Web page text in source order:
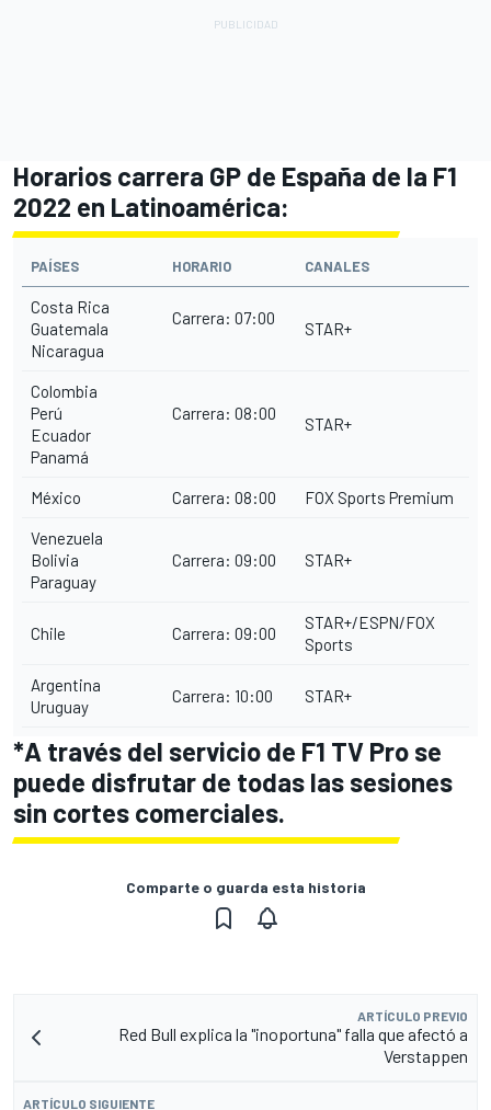
Horarios carrera GP de España de la F1
2022 en Latinoamérica:
PAÍSES HORARIO CANALES
Costa Rica
Guatemala
Nicaragua
Carrera: 07:00
STAR+
Colombia
Perú
Ecuador
Panamá
Carrera: 08:00
STAR+
México Carrera: 08:00 FOX Sports Premium
Venezuela
Bolivia
Paraguay
Carrera: 09:00 STAR+
Chile Carrera: 09:00
STAR+/ESPN/FOX
Sports
Argentina
Uruguay
Carrera: 10:00 STAR+
*A través del servicio de F1 TV Pro se
puede disfrutar de todas las sesiones
sin cortes comerciales.
Comparte o guarda esta historia
ARTÍCULO PREVIO
Red Bull explica la "inoportuna" falla que afectó a
Verstappen
ARTÍCULO SIGUIENTE